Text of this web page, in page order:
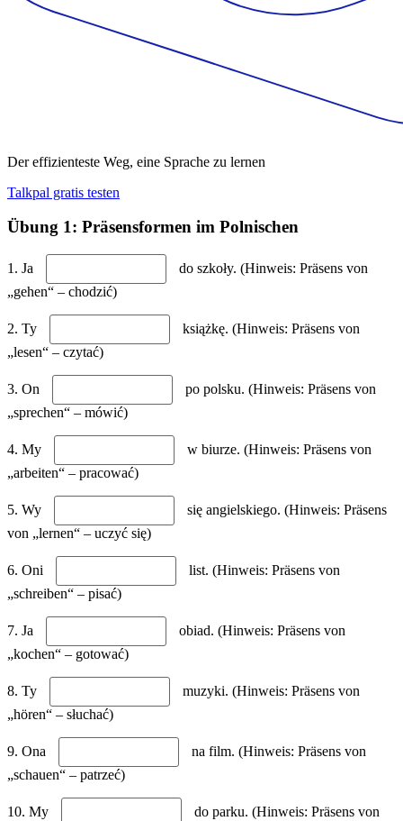
Der effizienteste Weg, eine Sprache zu lernen
Talkpal gratis testen
Übung 1: Präsensformen im Polnischen
1. Ja
do szkoły. (Hinweis: Präsens von
„gehen“ – chodzić)
2. Ty
książkę. (Hinweis: Präsens von
„lesen“ – czytać)
3. On
po polsku. (Hinweis: Präsens von
„sprechen“ – mówić)
4. My
w biurze. (Hinweis: Präsens von
„arbeiten“ – pracować)
5. Wy
się angielskiego. (Hinweis: Präsens
von „lernen“ – uczyć się)
6. Oni
list. (Hinweis: Präsens von
„schreiben“ – pisać)
7. Ja
obiad. (Hinweis: Präsens von
„kochen“ – gotować)
8. Ty
muzyki. (Hinweis: Präsens von
„hören“ – słuchać)
9. Ona
na film. (Hinweis: Präsens von
„schauen“ – patrzeć)
10. My
do parku. (Hinweis: Präsens von